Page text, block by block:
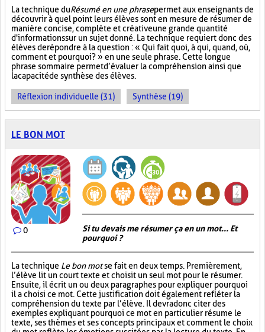
La technique duRésumé en une phrasepermet aux enseignants de
découvrir à quel point leurs élèves sont en mesure de résumer de
manière concise, complète et créative une grande quantité
d'informations sur un sujet donné. La technique requiert donc des
élèves de répondre à la question : « Qui fait quoi, à qui, quand, où,
comment et pourquoi? » en une seule phrase. Cette longue
phrase sommaire permet d’évaluer la compréhension ainsi que
la capacité de synthèse des élèves.
Réflexion individuelle (31) Synthèse (19)
LE BON MOT
0
Si tu devais me résumer ça en un mot... Et
pourquoi ?
La technique Le bon motse fait en deux temps. Premièrement,
l’élève lit un court texte et choisit un seul mot pour le résumer.
Ensuite, il écrit un ou deux paragraphes pour expliquer pourquoi
il a choisi ce mot. Cette justification doit également refléter la
compréhension du texte par l’élève. Il devra donc citer des
exemples expliquant pourquoi ce mot en particulier résume le
texte, ses thèmes et ses concepts principaux et comment le choix